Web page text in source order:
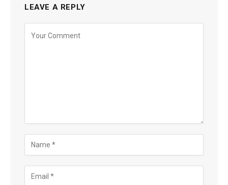
LEAVE A REPLY